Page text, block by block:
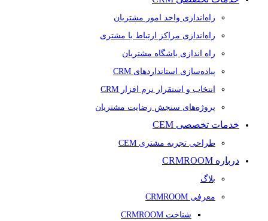
راه‌اندازی واحد امور مشتریان
راه‌اندازی مراکز ارتباط با مشتری
راه اندازی باشگاه مشتریان
پیاده‌سازی استانداردهای CRM
انتخاب و استقرار نرم افزار CRM
پروژه‌های سنجش رضایت مشتریان
خدمات تخصصی CEM
طراحی تجربه مشتری CEM
درباره CRMROOM
بلاگ
معرفی CRMROOM
شناخت CRMROOM